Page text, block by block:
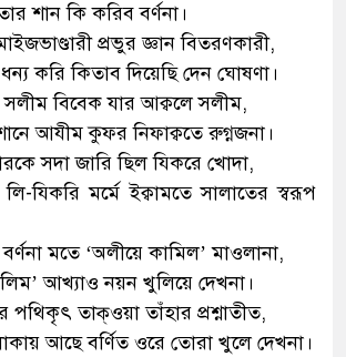
শান কি করিব বর্ণনা।
প্রভুর জ্ঞান বিতরণকারী,
করি কিতাব দিয়েছি দেন ঘোষণা।
সলীম বিবেক যার আক্বলে সলীম,
আযীম কুফর নিফাক্বতে রুগ্নজনা।
সদা জারি ছিল যিকরে খোদা,
যিকরি মর্মে ইক্বামতে সালাতের স্বরূপ
মতে ‘অলীয়ে কামিল’ মাওলানা,
আখ্যাও নয়ন খুলিয়ে দেখনা।
পথিকৃৎ তাক্ওয়া তাঁহার প্রশ্নাতীত,
আছে বর্ণিত ওরে তোরা খুলে দেখনা।